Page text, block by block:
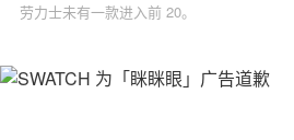
劳力士未有一款进入前 20。